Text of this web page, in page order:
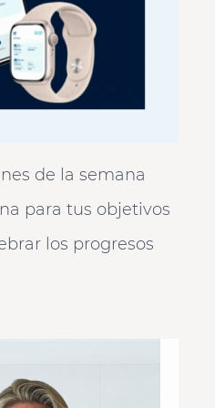
de la semana
para tus objetivos
los progresos